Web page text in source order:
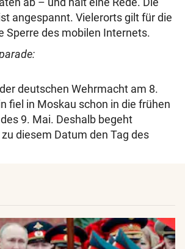
angespannt. Vielerorts gilt für die
Sperre des mobilen Internets.
deutschen Wehrmacht am 8.
fiel in Moskau schon in die frühen
9. Mai. Deshalb begeht
diesem Datum den Tag des